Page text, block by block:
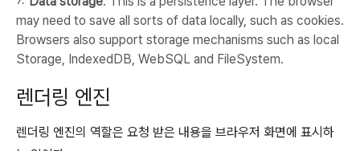
may need to save all sorts of data locally, such as cookies.
Browsers also support storage mechanisms such as local
Storage, IndexedDB, WebSQL and FileSystem.
렌더링 엔진
렌더링 엔진의 역할은 요청 받은 내용을 브라우저 화면에 표시하